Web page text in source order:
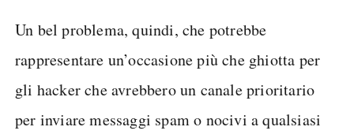
Un bel problema, quindi, che potrebbe
rappresentare un’occasione più che ghiotta per
gli hacker che avrebbero un canale prioritario
per inviare messaggi spam o nocivi a qualsiasi